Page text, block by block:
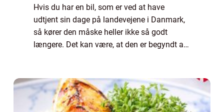
Hvis du har en bil, som er ved at have
udtjent sin dage på landevejene i Danmark,
så kører den måske heller ikke så godt
længere. Det kan være, at den er begyndt at